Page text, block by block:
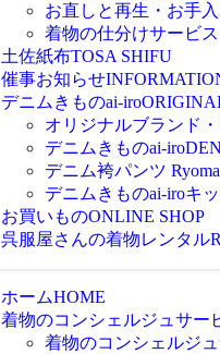
お直しと再生・お手
着物の仕分けサービス
土佐紙布TOSA SHIFU
催事お知らせ
デニムきものai-iro
オリジナルブランド
デニムきものai-iro
デニム袴パンツ Ryoma
デニムきものai-iroキ
お買いものONLINE SHOP
呉服屋さんの着物レンタル
ホームHOME
着物のコンシェルジュサー
着物のコンシェルジ